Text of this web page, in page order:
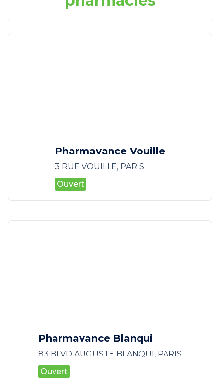
Pharmavance Vouille
3 RUE VOUILLE, PARIS
Ouvert
Pharmavance Blanqui
83 BLVD AUGUSTE BLANQUI, PARIS
Ouvert